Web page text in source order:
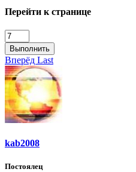
Перейти к странице
Выполнить
Вперёд Last
kab2008
Постоялец